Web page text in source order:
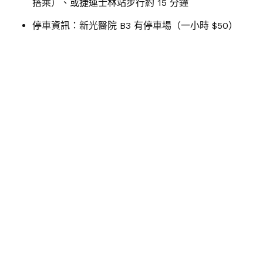
搭乘）、或捷運士林站步行約 15 分鐘
停車資訊：新光醫院 B3 有停車場（一小時 $50）